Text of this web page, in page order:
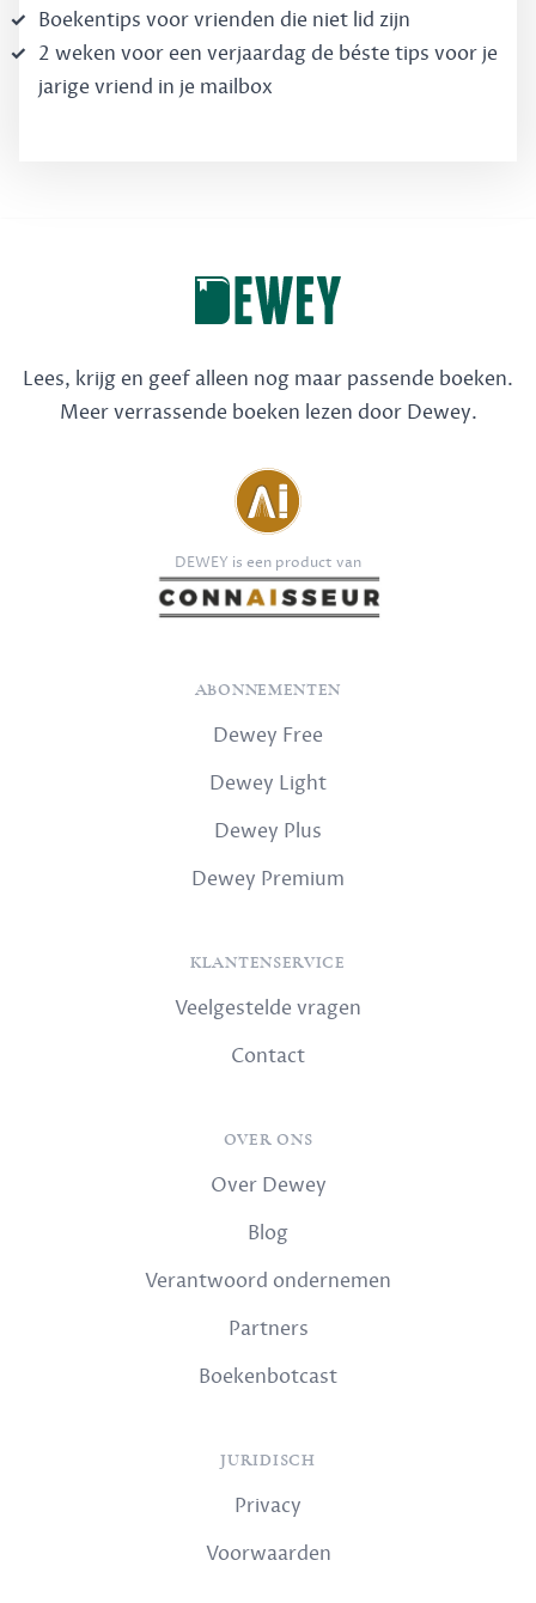
Boekentips voor vrienden die niet lid zijn
2 weken voor een verjaardag de béste tips voor je
jarige vriend in je mailbox
Lees, krijg en geef alleen nog maar passende boeken.
Meer verrassende boeken lezen door Dewey.
DEWEY is een product van
ABONNEMENTEN
Dewey Free
Dewey Light
Dewey Plus
Dewey Premium
KLANTENSERVICE
Veelgestelde vragen
Contact
OVER ONS
Over Dewey
Blog
Verantwoord ondernemen
Partners
Boekenbotcast
JURIDISCH
Privacy
Voorwaarden